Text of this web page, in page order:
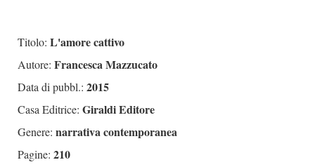
Titolo: L'amore cattivo
Autore: Francesca Mazzucato
Data di pubbl.: 2015
Casa Editrice: Giraldi Editore
Genere: narrativa contemporanea
Pagine: 210